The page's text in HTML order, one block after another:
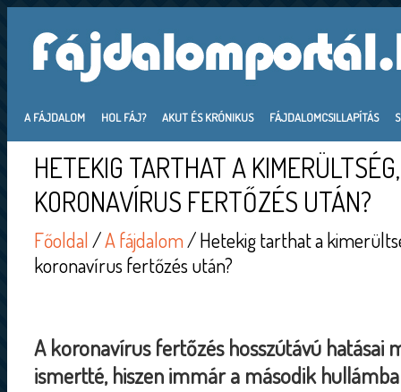
A FÁJDALOM HOL FÁJ? AKUT ÉS KRÓNIKUS FÁJDALOMCSILLAPÍTÁS
HETEKIG TARTHAT A
KORONAVÍRUS FERTŐZÉS UTÁN?
Főoldal/A fájdalom/ Hetekig tarthat a
koronavírus fertőzés után?
A koronavírus fertőzés hosszútávú hatásai
ismertté, hiszen immár a második